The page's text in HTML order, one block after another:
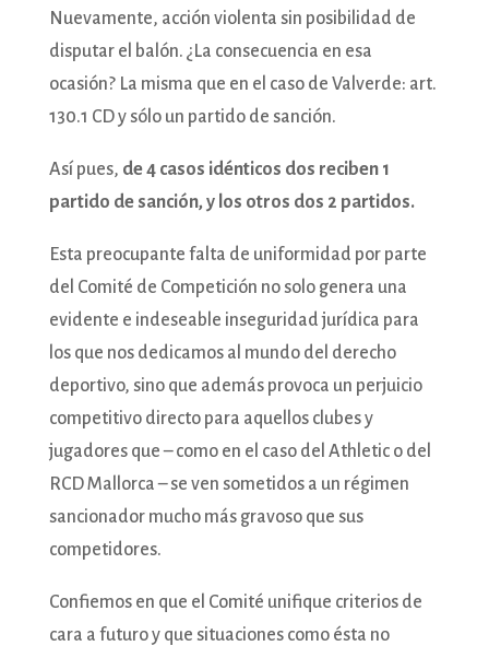
Nuevamente, acción violenta sin posibilidad de
disputar el balón. ¿La consecuencia en esa
ocasión? La misma que en el caso de Valverde: art.
130.1 CD y sólo un partido de sanción.
Así pues, de 4 casos idénticos dos reciben 1
partido de sanción, y los otros dos 2 partidos.
Esta preocupante falta de uniformidad por parte
del Comité de Competición no solo genera una
evidente e indeseable inseguridad jurídica para
los que nos dedicamos al mundo del derecho
deportivo, sino que además provoca un perjuicio
competitivo directo para aquellos clubes y
jugadores que – como en el caso del Athletic o del
RCD Mallorca – se ven sometidos a un régimen
sancionador mucho más gravoso que sus
competidores.
Confiemos en que el Comité unifique criterios de
cara a futuro y que situaciones como ésta no